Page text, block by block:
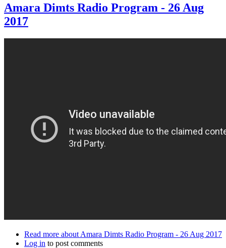
Amara Dimts Radio Program - 26 Aug
2017
Read more about Amara Dimts Radio Program - 26 Aug 2017
Log in to post comments